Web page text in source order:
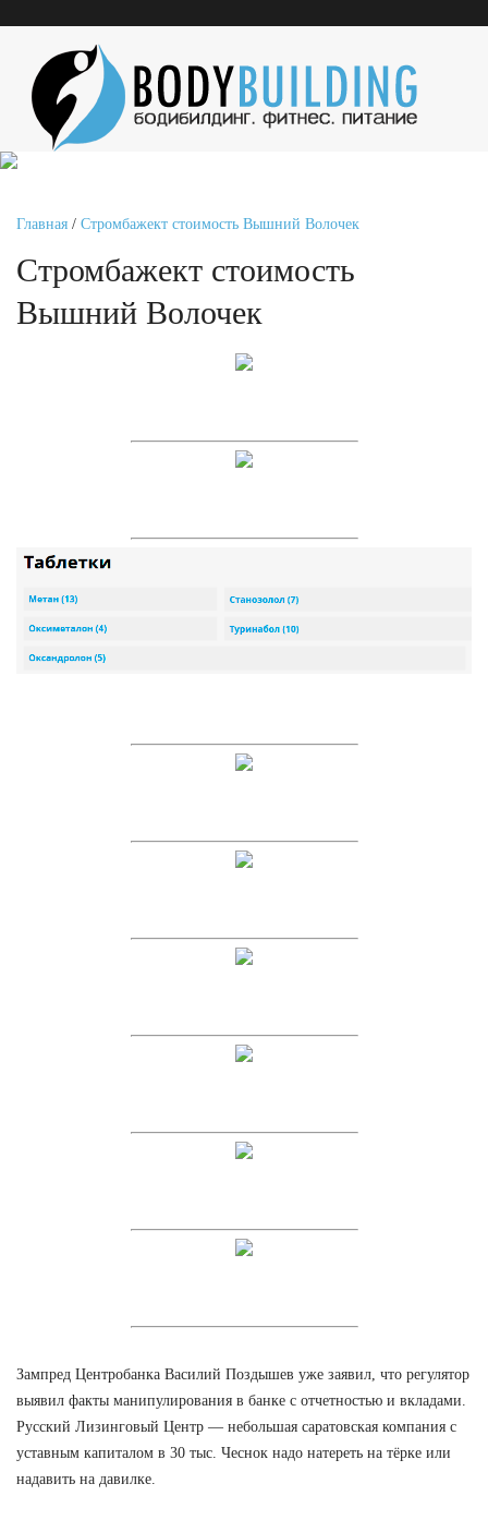
Главная / Стромбажект стоимость Вышний Волочек
Стромбажект стоимость
Вышний Волочек
Зампред Центробанка Василий Поздышев уже заявил, что регулятор
выявил факты манипулирования в банке с отчетностью и вкладами.
Русский Лизинговый Центр — небольшая саратовская компания с
уставным капиталом в 30 тыс. Чеснок надо натереть на тёрке или
надавить на давилке.